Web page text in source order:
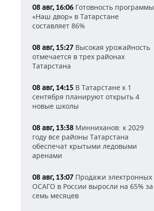
08 авг, 16:06 Готовность программы
«Наш двор» в Татарстане
составляет 86%
08 авг, 15:27 Высокая урожайность
отмечается в трех районах
Татарстана
08 авг, 14:15 В Татарстане к 1
сентября планируют открыть 4
новые школы
08 авг, 13:38 Минниханов: к 2029
году все районы Татарстана
обеспечат крытыми ледовыми
аренами
08 авг, 13:07 Продажи электронных
ОСАГО в России выросли на 65% за
семь месяцев